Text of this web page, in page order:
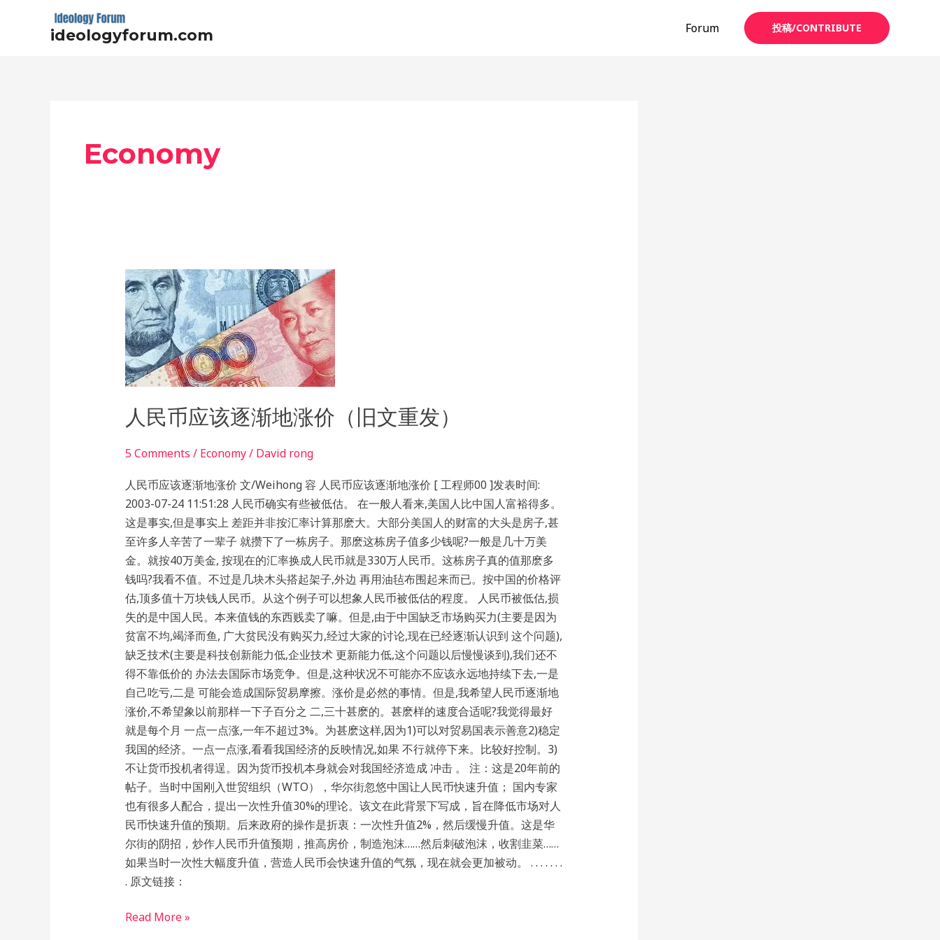
ideologyforum.com Forum 投稿/CONTRIBUTE
Economy
人民币应该逐渐地涨价（旧文重发）
5 Comments / Economy/ David rong
人民币应该逐渐地涨价 文/Weihong 容 人民币应该逐渐地涨价 [ 工程师00 ]发表时间:
2003-07-24 11:51:28 人民币确实有些被低估。 在一般人看来,美国人比中国人富裕得多。
这是事实,但是事实上 差距并非按汇率计算那麽大。大部分美国人的财富的大头是房子,甚
至许多人辛苦了一辈子 就攒下了一栋房子。那麽这栋房子值多少钱呢?一般是几十万美
金。就按40万美金, 按现在的汇率换成人民币就是330万人民币。这栋房子真的值那麽多
钱吗?我看不值。不过是几块木头搭起架子,外边 再用油毡布围起来而已。按中国的价格评
估,顶多值十万块钱人民币。从这个例子可以想象人民币被低估的程度。 人民币被低估,损
失的是中国人民。本来值钱的东西贱卖了嘛。但是,由于中国缺乏市场购买力(主要是因为
贫富不均,竭泽而鱼, 广大贫民没有购买力,经过大家的讨论,现在已经逐渐认识到 这个问题),
缺乏技术(主要是科技创新能力低,企业技术 更新能力低,这个问题以后慢慢谈到),我们还不
得不靠低价的 办法去国际市场竞争。但是,这种状况不可能亦不应该永远地持续下去,一是
自己吃亏,二是 可能会造成国际贸易摩擦。涨价是必然的事情。但是,我希望人民币逐渐地
涨价,不希望象以前那样一下子百分之 二,三十甚麽的。甚麽样的速度合适呢?我觉得最好
就是每个月 一点一点涨,一年不超过3%。为甚麽这样,因为1)可以对贸易国表示善意2)稳定
我国的经济。一点一点涨,看看我国经济的反映情况,如果 不行就停下来。比较好控制。3)
不让货币投机者得逞。因为货币投机本身就会对我国经济造成 冲击 。 注：这是20年前的
帖子。当时中国刚入世贸组织（WTO），华尔街忽悠中国让人民币快速升值； 国内专家
也有很多人配合，提出一次性升值30%的理论。该文在此背景下写成，旨在降低市场对人
民币快速升值的预期。后来政府的操作是折衷：一次性升值2%，然后缓慢升值。这是华
尔街的阴招，炒作人民币升值预期，推高房价，制造泡沫……然后刺破泡沫，收割韭菜……
如果当时一次性大幅度升值，营造人民币会快速升值的气氛，现在就会更加被动。 . . . . . . .
. 原文链接：
人
民
币
应
该
逐
渐
地
涨
价
文
重
发）
Read More »